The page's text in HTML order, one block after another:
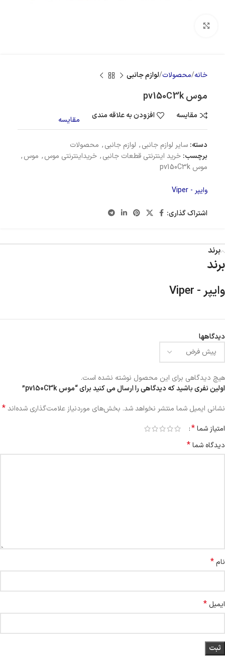
خانه محصولات لوازم جانبی
موس pv150C3k
مقایسه افزودن به علاقه مندی مقایسه
دسته: سایر لوازم جانبی, لوازم جانبی, محصولات
برچسب: خرید اینترنتی قطعات جانبی, خریداینترنتی موس, موس,
موس pv150C3k
وایپر - Viper
اشتراک گذاری:
برند
برند
وایپر - Viper
دیدگاهها
هیچ دیدگاهی برای این محصول نوشته نشده است.
اولین نفری باشید که دیدگاهی را ارسال می کنید برای “موس pv150C3k”
نشانی ایمیل شما منتشر نخواهد شد. بخش‌های موردنیاز علامت‌گذاری شده‌اند*
امتیاز شما*
دیدگاه شما*
نام*
ایمیل *